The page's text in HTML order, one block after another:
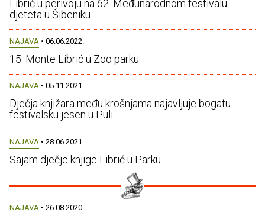
Librić u perivoju na 62. Međunarodnom festivalu
djeteta u Šibeniku
NAJAVA • 06.06.2022.
15. Monte Librić u Zoo parku
NAJAVA • 05.11.2021.
Dječja knjižara među krošnjama najavljuje bogatu
festivalsku jesen u Puli
NAJAVA • 28.06.2021.
Sajam dječje knjige Librić u Parku
NAJAVA • 26.08.2020.